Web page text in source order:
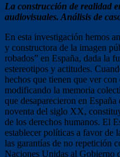
La construcción de realidad
audiovisuales. Análisis de
En esta investigación hemos
y constructora de la imagen
robados” en España, dada la
estereotipos y actitudes.
hechos que tienen que ver con
modificando la memoria
que desaparecieron en
noventa del siglo XX,
de los derechos humanos. El
establecer políticas a favor de
las garantías de no repetición
Naciones Unidas al Gobierno